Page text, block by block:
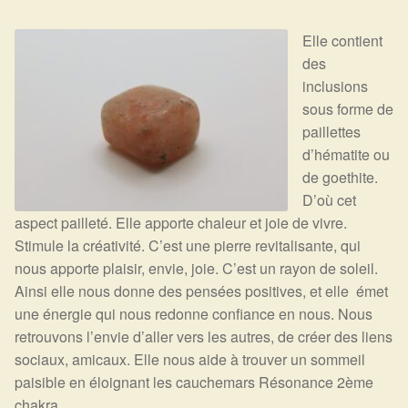
Colliers
Pendentifs
Pierres
Harmonisation
Elle contient
des
inclusions
sous forme de
paillettes
d’hématite ou
de goethite.
D’où cet
aspect pailleté. Elle apporte chaleur et joie de vivre.
Stimule la créativité. C’est une pierre revitalisante, qui
nous apporte plaisir, envie, joie. C’est un rayon de soleil.
Ainsi elle nous donne des pensées positives, et elle émet
une énergie qui nous redonne confiance en nous. Nous
retrouvons l’envie d’aller vers les autres, de créer des liens
sociaux, amicaux. Elle nous aide à trouver un sommeil
paisible en éloignant les cauchemars Résonance 2ème